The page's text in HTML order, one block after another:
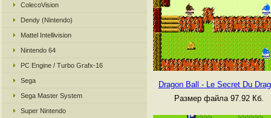
ColecoVision
Dendy (Nintendo)
Mattel Intellivision
Nintendo 64
PC Engine / Turbo Grafx-16
Sega
Sega Master System
Super Nintendo
Dragon Ball - Le Secret Du
Размер файла 97.92 Кб.